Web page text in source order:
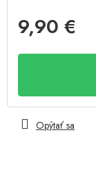
9,90 €
Opýtať sa